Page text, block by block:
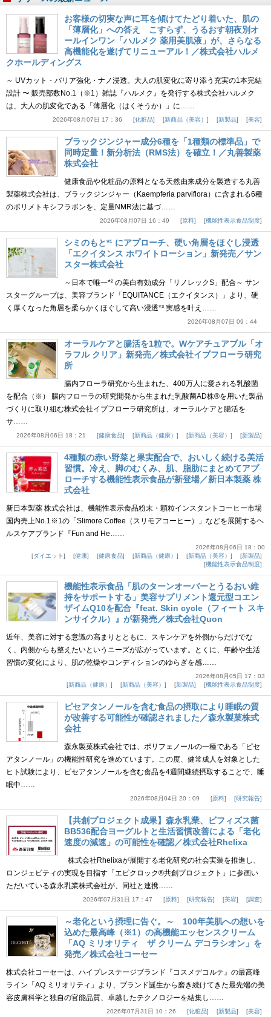
お客様の切実な声に耳を傾けてたどり着いた、肌の
「薄層化」への答え こすらず、うるおす朝夜別オ
ールインワン「ハルメク 薬用美肌液」が、さらなる
高機能化を遂げてリニューアル！／株式会社ハルメ
クホールディングス
～ UVカット・バリア強化・ナノ浸透。大人の肌変化に寄り添う充実の1本完結
設計 〜 販売部数No.1（※1）雑誌『ハルメク』を発行する株式会社ハルメク
は、大人の肌変化である「薄層化（はくそうか）」に……
2026年08月07日 17：36 化粧品 新商品（美容） 新製品 美容
ブラックジンジャー成分6種を「1種類の標準品」で
同時定量！新分析法（RMS法）を確立！／丸善製薬
株式会社
健康食品や化粧品の原料となる天然由来成分を製造する丸善
製薬株式会社は、ブラックジンジャー（Kaempferia parviflora）に含まれる6種
のポリメトキシフラボンを、定量NMR法に基づ……
2026年08月07日 16：49 原料 機能性表示食品制度
シミのもと*¹ にアプローチ、硬い角層をほぐし浸透
「エクイタンス ホワイトローション」新発売／サン
スター株式会社
～日本で唯一*² の美白有効成分「リノレックS」配合～ サン
スターグループは、美容ブランド「EQUITANCE（エクイタンス）」より、硬
く厚くなった角層を柔らかくほぐして高い浸透*³ 実感を叶え……
2026年08月07日 09：44
オーラルケアと腸活を1粒で。Wケアチュアブル「オ
ラフル クリア」新発売／株式会社イブフローラ研究
所
腸内フローラ研究から生まれた、400万人に愛される乳酸菌
を配合（※） 腸内フローラの研究開発から生まれた乳酸菌AD株®を用いた製品
づくりに取り組む株式会社イブフローラ研究所は、オーラルケアと腸活を
サ……
2026年08月06日 18：21 健康食品 新商品（健康） 新商品（美容） 新製品
4種類の赤い野菜と果実配合で、おいしく続ける美活
習慣。冷え、脚のむくみ、肌、脂肪にまとめてアプ
ローチする機能性表示食品が新登場／新日本製薬 株
式会社
新日本製薬 株式会社は、機能性表示食品粉末・顆粒インスタントコーヒー市場
国内売上No.1※1の「Slimore Coffee（スリモアコーヒー）」などを展開するヘ
ルスケアブランド『Fun and He……
2026年08月06日 18：00
ダイエット
健康 健康食品 新商品（健康） 新商品（美容）
新製品
機能性表示食品制度
機能性表示食品「肌のターンオーバーとうるおい維
持をサポートする」美容サプリメント還元型コエン
ザイムQ10を配合『feat. Skin cycle（フィート スキ
ンサイクル）』が新発売／株式会社Quon
近年、美容に対する意識の高まりとともに、スキンケアを外側からだけでな
く、内側からも整えたいというニーズが広がっています。とくに、年齢や生活
習慣の変化により、肌の乾燥やコンディションのゆらぎを感……
2026年08月05日 17：03
新商品（健康）
新商品（美容） 新製品 機能性表示食品制度
ピセアタンノールを含む食品の摂取により睡眠の質
が改善する可能性が確認されました／森永製菓株式
会社
森永製菓株式会社では、ポリフェノールの一種である「ピセ
アタンノール」の機能性研究を進めています。この度、健常成人を対象とした
ヒト試験により、ピセアタンノールを含む食品を4週間継続摂取することで、睡
眠中……
2026年08月04日 20：09 原料 研究報告
【共創プロジェクト成果】森永乳業、ビフィズス菌
BB536配合ヨーグルトと生活習慣改善による「老化
速度の減速」の可能性を確認／株式会社Rhelixa
株式会社Rhelixaが展開する老化研究の社会実装を推進し、
ロンジェビティの実現を目指す「エピクロック®共創プロジェクト」に参画い
ただいている森永乳業株式会社が、同社と連携……
2026年07月31日 17：47 原料 研究報告 美容 調査
～老化という摂理に告ぐ。～ 100年美肌への想いを
込めた最高峰（※1）の高機能エッセンスクリーム
「AQ ミリオリティ ザ クリーム デコラシオン」を
発売／株式会社コーセー
株式会社コーセーは、ハイプレステージブランド『コスメデコルテ』の最高峰
ライン「AQ ミリオリティ」より、ブランド誕生から磨き続けてきた最先端の美
容皮膚科学と独自の官能品質、卓越したテクノロジーを結集し……
2026年07月31日 10：26 化粧品 新製品 美容